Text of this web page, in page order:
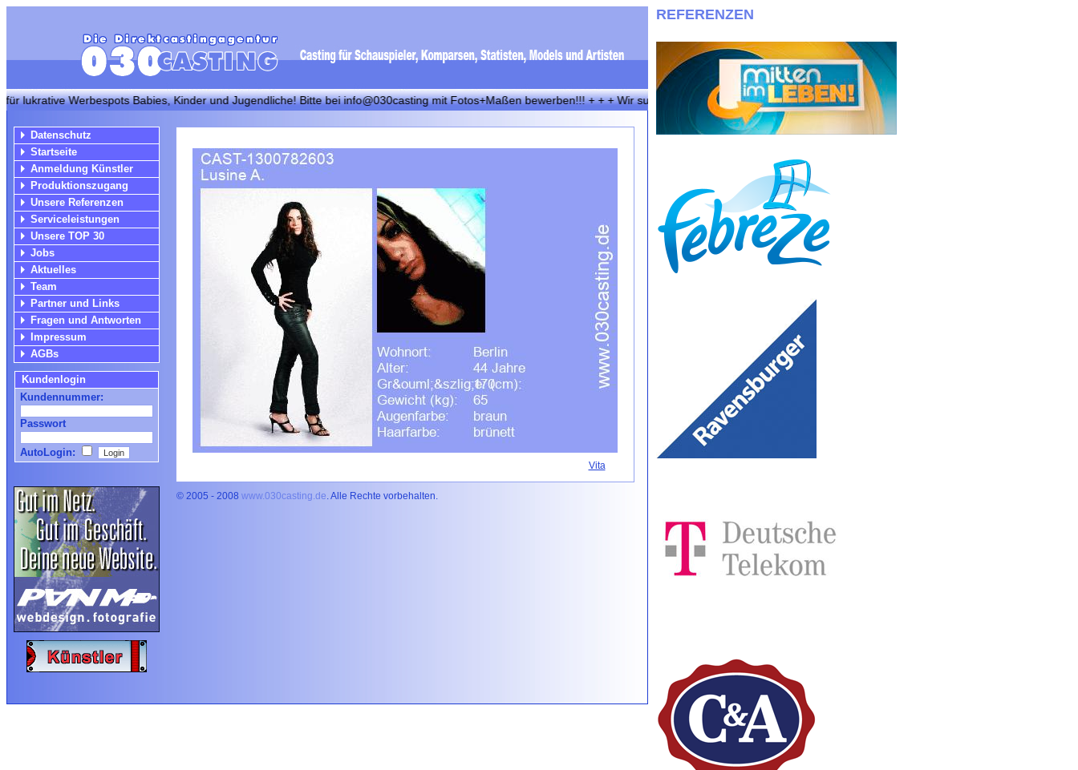
Werbespots Babies, Kinder und Jugendliche! Bitte bei info@030casting mit Fotos+Maßen bewerben!!! + + + Wir suchen immer eineige Zwillinge! Bewerbungen bitte an info@030casting.de + + +
Datenschutz
Startseite
Anmeldung Künstler
Produktionszugang
Unsere Referenzen
Serviceleistungen
Unsere TOP 30
Jobs
Aktuelles
Team
Partner und Links
Fragen und Antworten
Impressum
AGBs
Kundenlogin
Kundennummer:
Passwort
AutoLogin:
Vita
© 2005 - 2008 www.030casting.de. Alle Rechte vorbehalten.
REFERENZEN